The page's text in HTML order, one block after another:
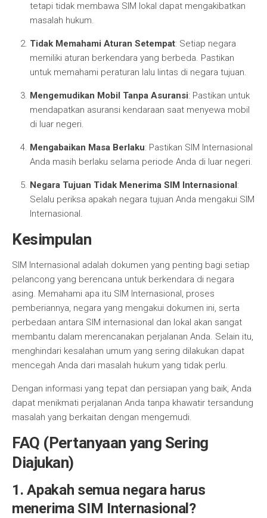
tetapi tidak membawa SIM lokal dapat mengakibatkan
masalah hukum.
Tidak Memahami Aturan Setempat: Setiap negara
memiliki aturan berkendara yang berbeda. Pastikan
untuk memahami peraturan lalu lintas di negara tujuan.
Mengemudikan Mobil Tanpa Asuransi: Pastikan untuk
mendapatkan asuransi kendaraan saat menyewa mobil
di luar negeri.
Mengabaikan Masa Berlaku: Pastikan SIM Internasional
Anda masih berlaku selama periode Anda di luar negeri.
Negara Tujuan Tidak Menerima SIM Internasional:
Selalu periksa apakah negara tujuan Anda mengakui SIM
Internasional.
Kesimpulan
SIM Internasional adalah dokumen yang penting bagi setiap
pelancong yang berencana untuk berkendara di negara
asing. Memahami apa itu SIM Internasional, proses
pemberiannya, negara yang mengakui dokumen ini, serta
perbedaan antara SIM internasional dan lokal akan sangat
membantu dalam merencanakan perjalanan Anda. Selain itu,
menghindari kesalahan umum yang sering dilakukan dapat
mencegah Anda dari masalah hukum yang tidak perlu.
Dengan informasi yang tepat dan persiapan yang baik, Anda
dapat menikmati perjalanan Anda tanpa khawatir tersandung
masalah yang berkaitan dengan mengemudi.
FAQ (Pertanyaan yang Sering
Diajukan)
1. Apakah semua negara harus
menerima SIM Internasional?